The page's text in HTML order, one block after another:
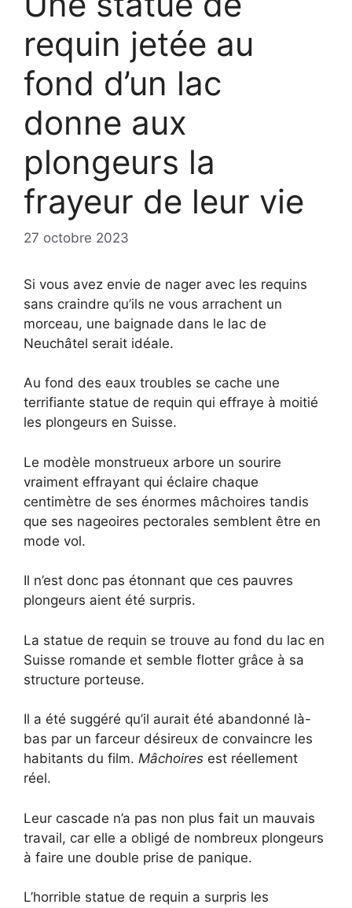
requin jetée au
fond d’un lac
donne aux
plongeurs la
frayeur de leur vie
27 octobre 2023
Si vous avez envie de nager avec les requins
sans craindre qu’ils ne vous arrachent un
morceau, une baignade dans le lac de
Neuchâtel serait idéale.
Au fond des eaux troubles se cache une
terrifiante statue de requin qui effraye à moitié
les plongeurs en Suisse.
Le modèle monstrueux arbore un sourire
vraiment effrayant qui éclaire chaque
centimètre de ses énormes mâchoires tandis
que ses nageoires pectorales semblent être en
mode vol.
Il n’est donc pas étonnant que ces pauvres
plongeurs aient été surpris.
La statue de requin se trouve au fond du lac en
Suisse romande et semble flotter grâce à sa
structure porteuse.
Il a été suggéré qu’il aurait été abandonné là-
bas par un farceur désireux de convaincre les
habitants du film. Mâchoires est réellement
réel.
Leur cascade n’a pas non plus fait un mauvais
travail, car elle a obligé de nombreux plongeurs
à faire une double prise de panique.
L’horrible statue de requin a surpris les